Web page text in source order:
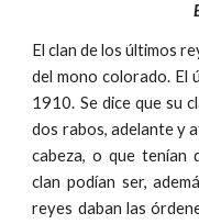
El clan de los últimos
del mono colorado. El
1910. Se dice que su
dos rabos, adelante y
cabeza, o que tenían
clan podían ser,
reyes daban las